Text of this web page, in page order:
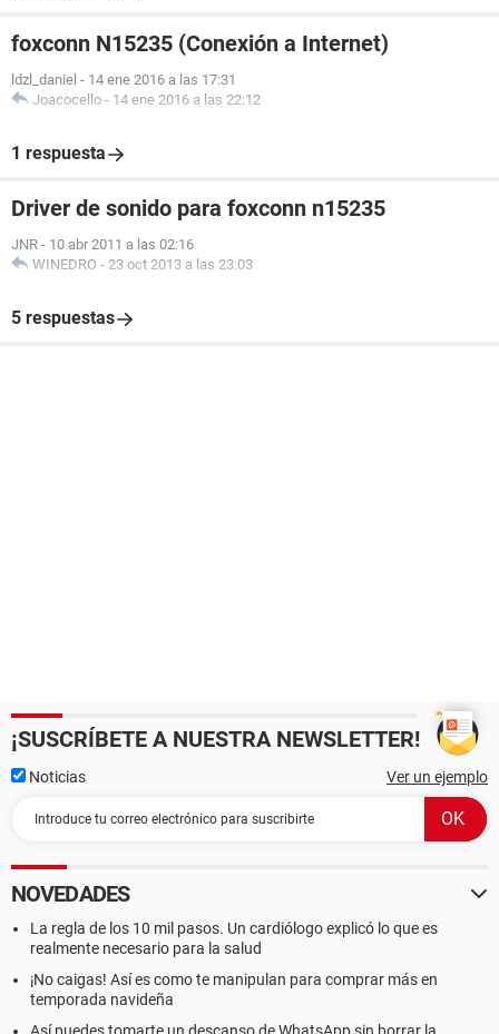
foxconn N15235 (Conexión a Internet)
ldzl_daniel - 14 ene 2016 a las 17:31
Joacocello - 14 ene 2016 a las 22:12
1 respuesta
Driver de sonido para foxconn n15235
JNR - 10 abr 2011 a las 02:16
WINEDRO - 23 oct 2013 a las 23:03
5 respuestas
¡SUSCRÍBETE A NUESTRA NEWSLETTER!
Noticias Ver un ejemplo
NOVEDADES
La regla de los 10 mil pasos. Un cardiólogo explicó lo que es
realmente necesario para la salud
¡No caigas! Así es como te manipulan para comprar más en
temporada navideña